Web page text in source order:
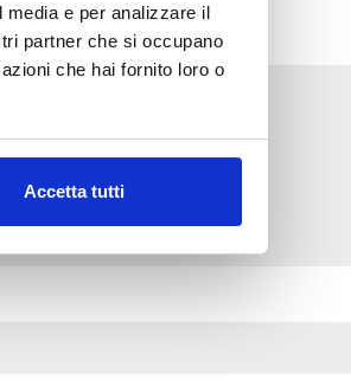
e per analizzare il
partner che si occupano
che hai fornito loro o
Accetta tutti